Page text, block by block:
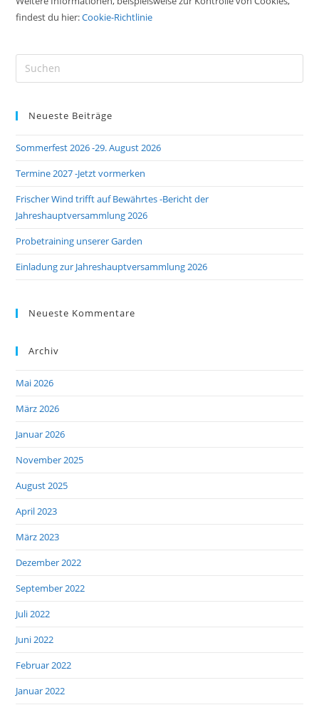
findest du hier:Cookie-Richtlinie
Neueste Beiträge
Sommerfest 2026 -29. August 2026
Termine 2027 -Jetzt vormerken
Frischer Wind trifft auf Bewährtes -Bericht der
Jahreshauptversammlung 2026
Probetraining unserer Garden
Einladung zur Jahreshauptversammlung 2026
Neueste Kommentare
Archiv
Mai 2026
März 2026
Januar 2026
November 2025
August 2025
April 2023
März 2023
Dezember 2022
September 2022
Juli 2022
Juni 2022
Februar 2022
Januar 2022